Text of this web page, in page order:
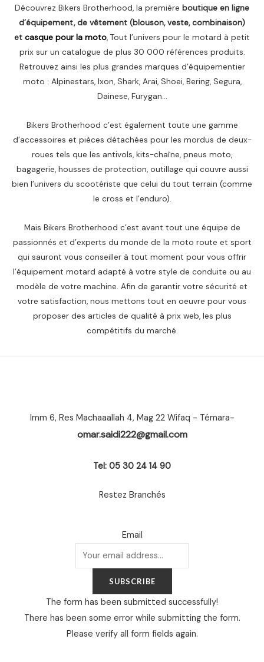
Découvrez Bikers Brotherhood, la première boutique en ligne
d’équipement, de vêtement (blouson, veste, combinaison)
et casque pour la moto, Tout l’univers pour le motard à petit
prix sur un catalogue de plus 30 000 références produits.
Retrouvez ainsi les plus grandes marques d’équipementier
moto : Alpinestars, Ixon, Shark, Arai, Shoei, Bering, Segura,
Dainese, Furygan…
Bikers Brotherhood c’est également toute une gamme
d’accessoires et pièces détachées pour les mordus de deux-
roues tels que les antivols, kits-chaîne, pneus moto,
bagagerie, housses de protection, outillage qui couvre aussi
bien l’univers du scootériste que celui du tout terrain (comme
le cross et l’enduro).
Mais Bikers Brotherhood c’est avant tout une équipe de
passionnés et d’experts du monde de la moto route et sport
qui sauront vous conseiller à tout moment pour vous offrir
l’équipement motard adapté à votre style de conduite ou au
modèle de votre machine. Afin de garantir votre sécurité et
votre satisfaction, nous mettons tout en oeuvre pour vous
proposer des articles de qualité à prix web, les plus
compétitifs du marché.
Imm 6, Res Machaaallah 4, Mag 22 Wifaq - Témara-
omar.saidi222@gmail.com
Tel: 05 30 24 14 90
Restez Branchés
Email
SUBSCRIBE
The form has been submitted successfully!
There has been some error while submitting the form.
Please verify all form fields again.